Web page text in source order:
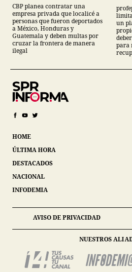
CBP planea contratar una
empresa privada que localicé a
personas que fueron deportados
a México, Honduras y
Guatemala y deben multas por
cruzar la frontera de manera
ilegal
un
para
HOME
ÚLTIMA HORA
DESTACADOS
NACIONAL
INFODEMIA
AVISO DE PRIVACIDAD
NUESTROS